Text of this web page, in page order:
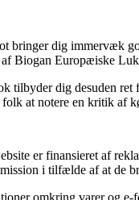
bringer dig immervæk
af Biogan Europæiske
tilbyder dig desuden ret
at notere en kritik af
er finansieret af
i tilfælde af at de
omkring varer og e-